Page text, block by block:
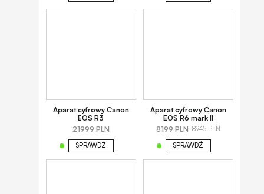
Aparat cyfrowy Canon
EOS R3
21999 PLN
SPRAWDŹ
Aparat cyfrowy Canon
EOS R6 mark II
8199 PLN 8945 PLN
SPRAWDŹ